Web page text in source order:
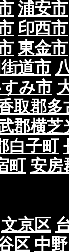
浦安市
印西市
東金市
街道市
み市
取郡多
郡横芝
白子町
町 安房
文京区
区 中